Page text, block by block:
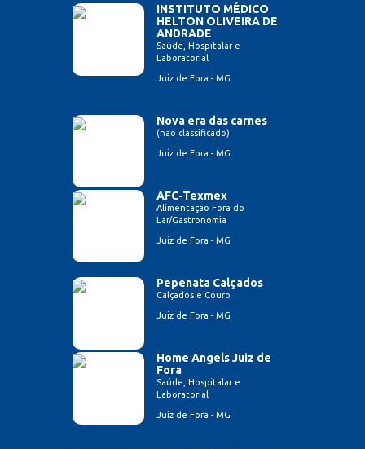
INSTITUTO MÉDICO
HELTON OLIVEIRA DE
ANDRADE
Saúde, Hospitalar e
Laboratorial
Juiz de Fora - MG
Nova era das carnes
(não classificado)
Juiz de Fora - MG
AFC-Texmex
Alimentação Fora do
Lar/Gastronomia
Juiz de Fora - MG
Pepenata Calçados
Calçados e Couro
Juiz de Fora - MG
Home Angels Juiz de
Fora
Saúde, Hospitalar e
Laboratorial
Juiz de Fora - MG